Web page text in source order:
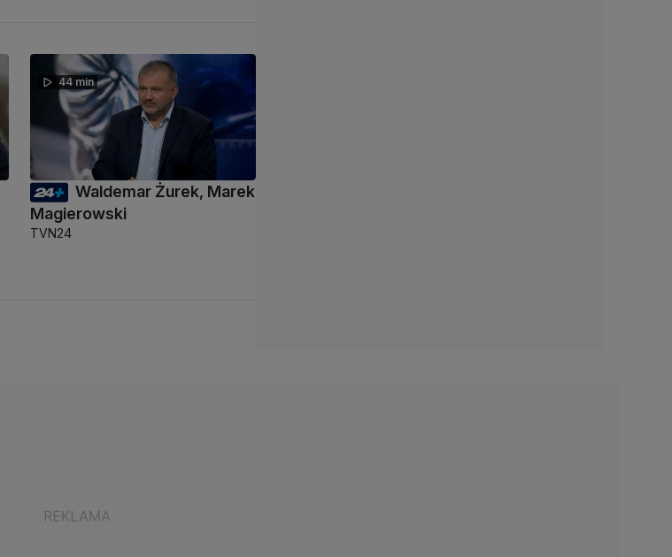
44 min
Waldemar Żurek, Marek
Magierowski
TVN24